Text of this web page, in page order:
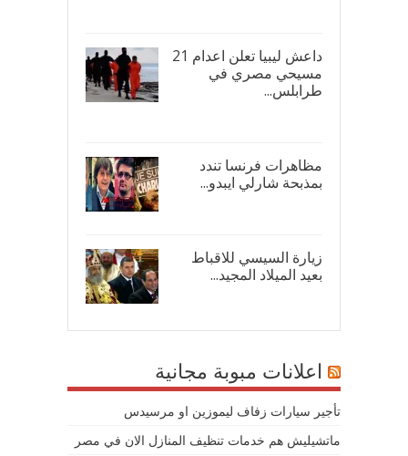
داعش ليبيا تعلن اعدام 21
مسيحي مصري في
طرابلس...
مظاهرات فرنسا تندد
بمذبحة شارلي ايبدو...
زيارة السيسي للاقباط
بعيد الميلاد المجيد...
اعلانات مبوبة مجانية
تأجير سيارات زفاف ليموزين او مرسيدس
ماتشيليش هم خدمات تنظيف المنازل الان في مصر